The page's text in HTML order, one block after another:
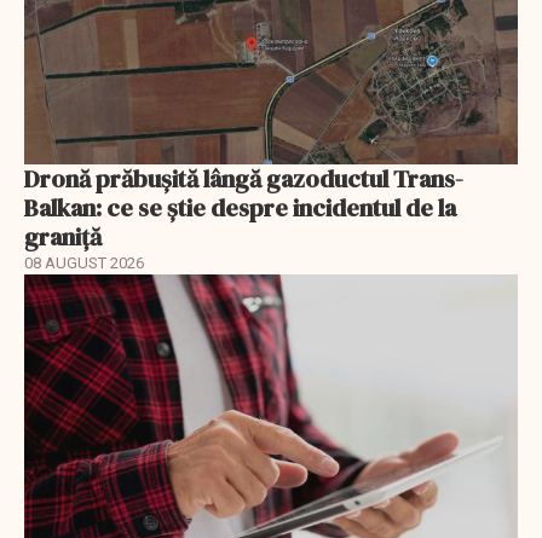
Dronă prăbușită lângă gazoductul Trans-
Balkan: ce se știe despre incidentul de la
graniță
08 AUGUST 2026